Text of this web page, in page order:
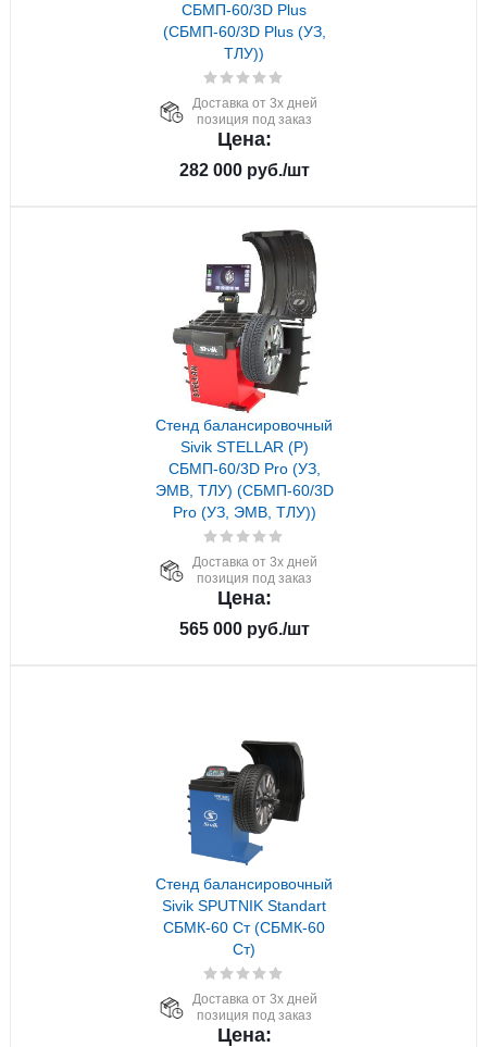
СБМП-60/3D Plus
(СБМП-60/3D Plus (УЗ,
ТЛУ))
Доставка от 3х дней
позиция под заказ
Цена:
282 000руб./шт
Стенд балансировочный
Sivik STELLAR (P)
СБМП-60/3D Pro (УЗ,
ЭМВ, ТЛУ) (СБМП-60/3D
Pro (УЗ, ЭМВ, ТЛУ))
Доставка от 3х дней
позиция под заказ
Цена:
565 000руб./шт
Стенд балансировочный
Sivik SPUTNIK Standart
СБМК-60 Ст (СБМК-60
Ст)
Доставка от 3х дней
позиция под заказ
Цена: